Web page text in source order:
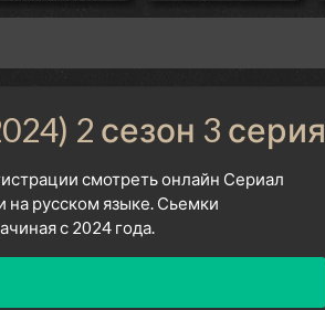
2 сезон 3 серия
смотреть онлайн Сериал
на русском языке. Сьемки
с 2024 года.